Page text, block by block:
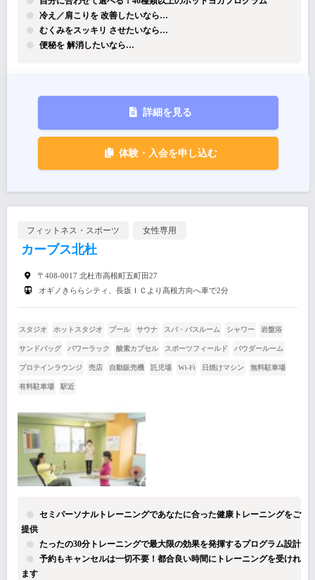
冷え／肩こりを 改善したいなら…
むくみをスッキリ させたいなら…
便秘を 解消したいなら…
詳細を見る
体験・入会を申し込む
フィットネス・スポーツ 女性専用
カーブス北杜
〒408-0017 北杜市高根町五町田27
オギノきららシティ、長坂ＩＣより高根方向へ車で2分
スタジオ ホットスタジオ プール サウナ スパ・バスルーム シャワー 岩盤浴
サンドバッグ パワーラック 酸素カプセル スポーツフィールド パウダールーム
プロテインラウンジ 売店 自動販売機 託児場 Wi-Fi 日焼けマシン 無料駐車場
有料駐車場 駅近
セミパーソナルトレーニングであなたに合った健康トレーニングをご
提供
たったの30分トレーニングで最大限の効果を発揮するプログラム設計
予約もキャンセルは一切不要！都合良い時間にトレーニングを受けれ
ます